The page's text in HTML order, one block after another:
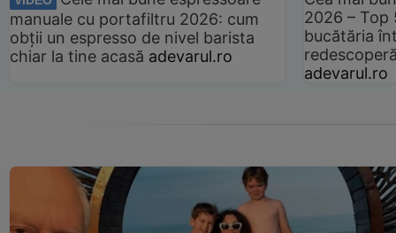
manuale cu portafiltru 2026: cum
obții un espresso de nivel barista
chiar la tine acasă adevarul.ro
2026 –
bucătăria
adevarul.ro